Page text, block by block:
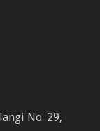
No. 29,